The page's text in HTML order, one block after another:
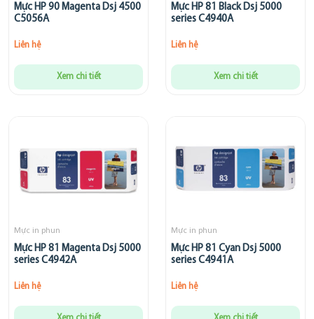
Mực HP 90 Magenta Dsj 4500
C5056A
Liên hệ
Xem chi tiết
Mực HP 81 Black Dsj 5000
series C4940A
Liên hệ
Xem chi tiết
Mực in phun
Mực HP 81 Magenta Dsj 5000
series C4942A
Liên hệ
Mực in phun
Mực HP 81 Cyan Dsj 5000
series C4941A
Liên hệ